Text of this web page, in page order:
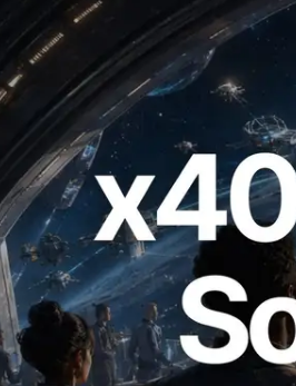
RPC com suporte a
agentes de IA
pelas APIs de que